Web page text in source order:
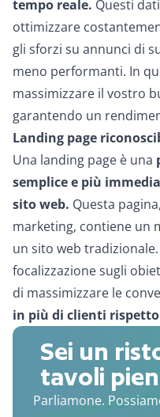
tempo reale. Questi
ottimizzare
gli sforzi su annunci di
meno performanti. In
massimizzare il vostro
garantendo un
Landing page
Una landing page è una
semplice e più
sito web. Questa
marketing, contiene un
un sito web
focalizzazione sugli
di massimizzare le
in più di clienti
Sei un
tavoli
Parliamone.